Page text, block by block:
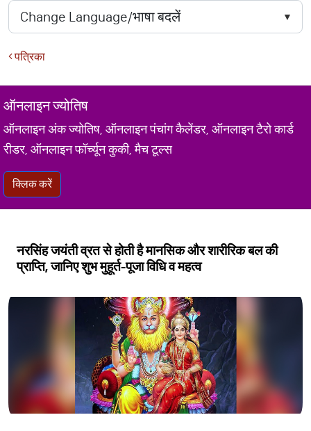
पत्रिका
ऑनलाइन ज्योतिष
ऑनलाइन अंक ज्योतिष, ऑनलाइन पंचांग कैलेंडर, ऑनलाइन टैरो कार्ड
रीडर, ऑनलाइन फॉर्च्यून कुकी, मैच टूल्स
क्लिक करें
नरसिंह जयंती व्रत से होती है मानसिक और शारीरिक बल की
प्राप्ति, जानिए शुभ मुहूर्त-पूजा विधि व महत्व